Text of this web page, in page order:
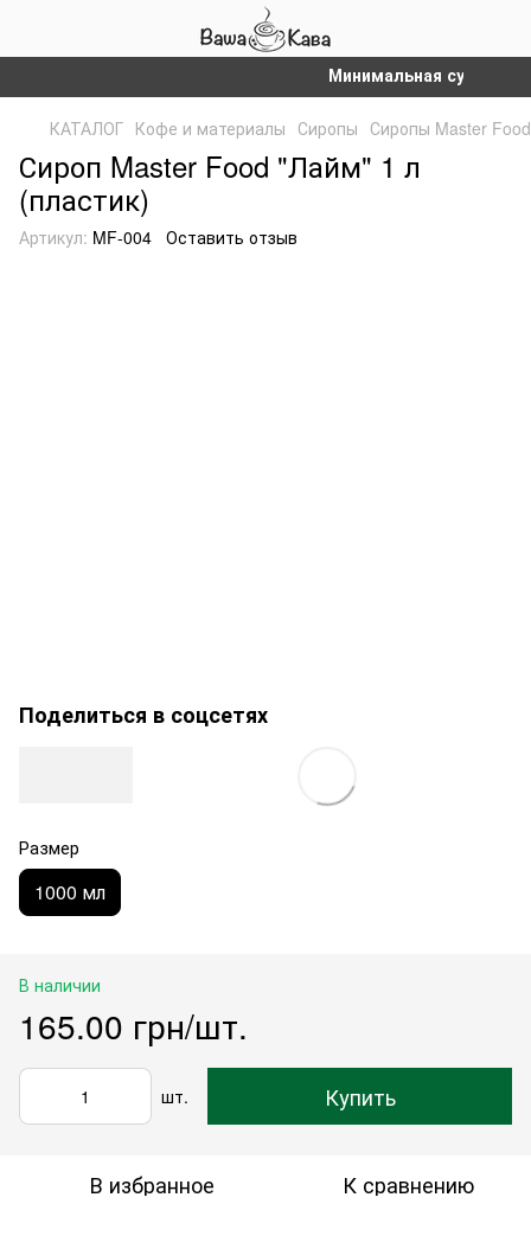
Минимальная сумма
КАТАЛОГ Кофе и материалы Сиропы Сиропы Master Food
Сироп Master Food "Лайм" 1 л
(пластик)
Артикул: MF-004 Оставить отзыв
Поделиться в соцсетях
Размер
1000 мл
В наличии
165.00 грн/шт.
шт. Купить
В избранное К сравнению